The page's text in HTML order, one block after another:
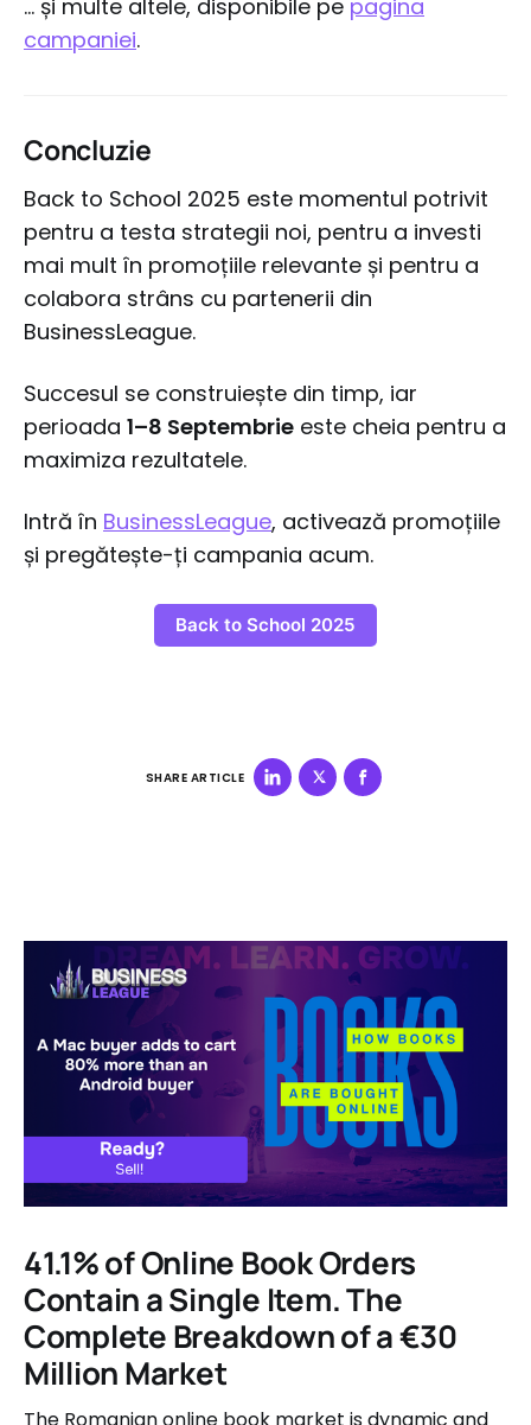
... și multe altele, disponibile pe pagina
campaniei.
Concluzie
Back to School 2025 este momentul potrivit
pentru a testa strategii noi, pentru a investi
mai mult în promoțiile relevante și pentru a
colabora strâns cu partenerii din
BusinessLeague.
Succesul se construiește din timp, iar
perioada 1–8 Septembrie este cheia pentru a
maximiza rezultatele.
Intră în BusinessLeague, activează promoțiile
și pregătește-ți campania acum.
Back to School 2025
SHARE ARTICLE
41.1% of Online Book Orders
Contain a Single Item. The
Complete Breakdown of a €30
Million Market